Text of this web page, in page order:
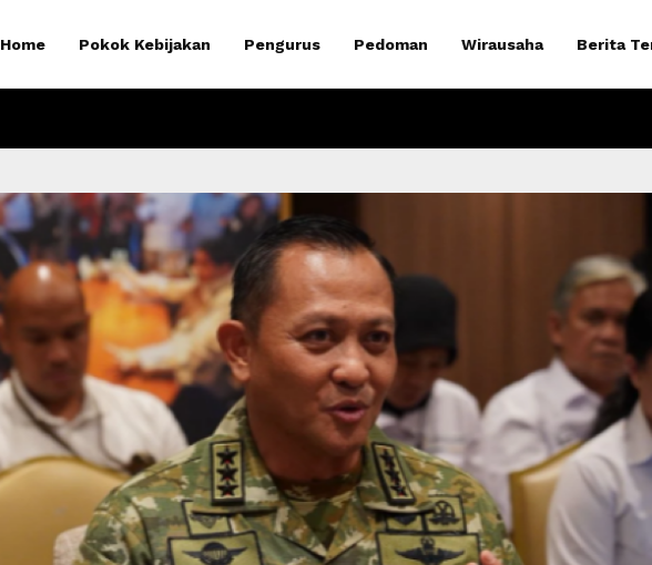
Home Pokok Kebijakan Pengurus Pedoman Wirausaha Berita